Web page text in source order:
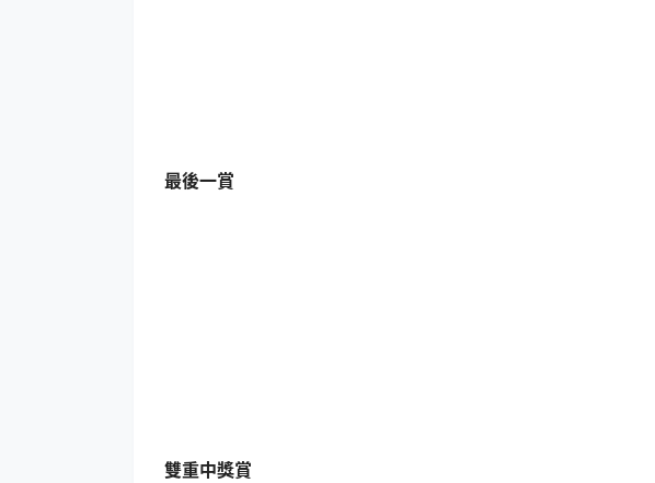
最後一賞
雙重中獎賞